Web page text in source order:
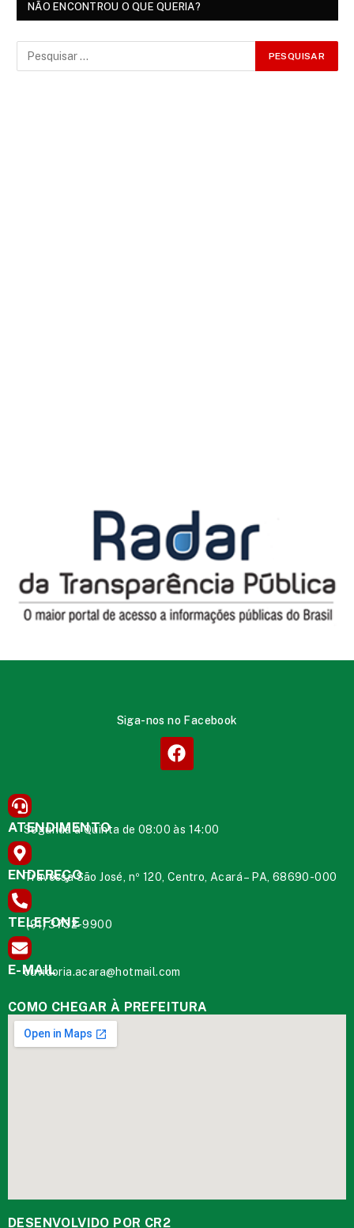
NÃO ENCONTROU O QUE QUERIA?
Siga-nos no Facebook
ATENDIMENTO
Segunda à Quinta de 08:00 às 14:00
ENDEREÇO
Travessa São José, nº 120, Centro, Acará – PA, 68690-000
TELEFONE
(91) 3732-9900
E-MAIL
ouvidoria.acara@hotmail.com
COMO CHEGAR À PREFEITURA
DESENVOLVIDO POR CR2